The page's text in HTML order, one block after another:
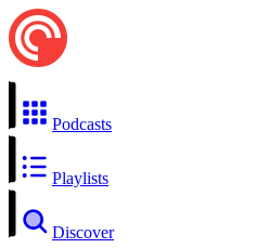
Podcasts
Playlists
Discover